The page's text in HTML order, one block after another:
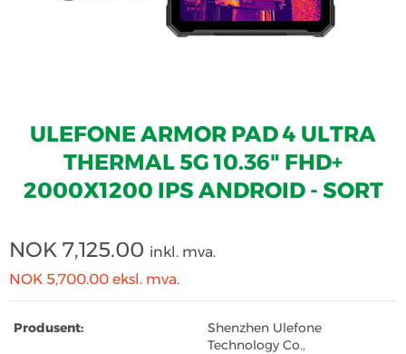
ULEFONE ARMOR PAD 4 ULTRA
THERMAL 5G 10.36" FHD+
2000X1200 IPS ANDROID - SORT
NOK 7,125.00 inkl. mva.
NOK 5,700.00 eksl. mva.
Produsent:
Shenzhen Ulefone
Technology Co.,